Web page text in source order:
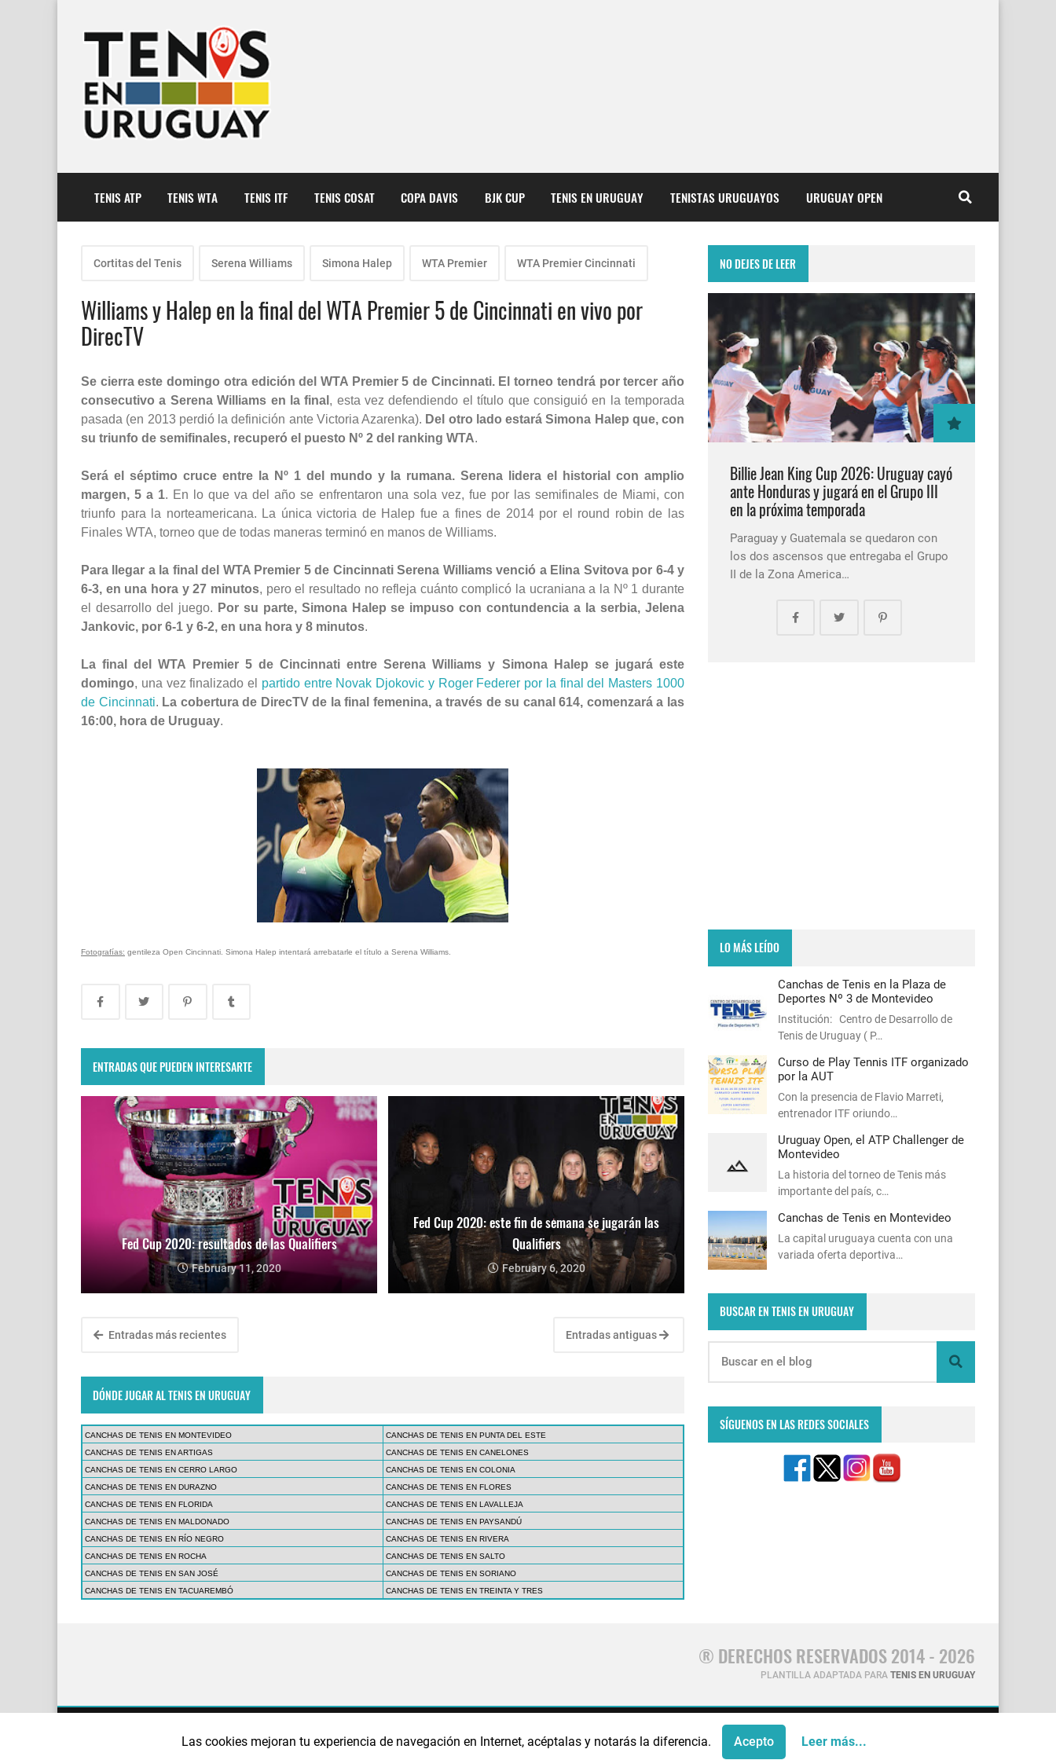
Las cookies mejoran tu experiencia de navegación en Internet, acéptalas y notarás la diferencia. Acepto Leer más...
TENIS ATP TENIS WTA TENIS ITF TENIS COSAT COPA DAVIS BJK CUP TENIS EN URUGUAY TENISTAS URUGUAYOS URUGUAY OPEN
Cortitas del Tenis Serena Williams Simona Halep WTA Premier WTA Premier Cincinnati
Williams y Halep en la final del WTA Premier 5 de Cincinnati en vivo por
DirecTV
Se cierra este domingo otra edición del WTA Premier 5 de Cincinnati. El torneo tendrá por tercer año
consecutivo a Serena Williams en la final , esta vez defendiendo el título que consiguió en la temporada
pasada (en 2013 perdió la definición ante Victoria Azarenka). Del otro lado estará Simona Halep que, con
su triunfo de semifinales, recuperó el puesto Nº 2 del ranking WTA.
Será el séptimo cruce entre la Nº 1 del mundo y la rumana. Serena lidera el historial con amplio
margen, 5 a 1. En lo que va del año se enfrentaron una sola vez, fue por las semifinales de Miami, con
triunfo para la norteamericana. La única victoria de Halep fue a fines de 2014 por el round robin de las
Finales WTA, torneo que de todas maneras terminó en manos de Williams.
Para llegar a la final del WTA Premier 5 de Cincinnati Serena Williams venció a Elina Svitova por 6-4 y
6-3, en una hora y 27 minutos, pero el resultado no refleja cuánto complicó la ucraniana a la Nº 1 durante
el desarrollo del juego. Por su parte, Simona Halep se impuso con contundencia a la serbia, Jelena
Jankovic, por 6-1 y 6-2, en una hora y 8 minutos.
La final del WTA Premier 5 de Cincinnati entre Serena Williams y Simona Halep se jugará este
domingo, una vez finalizado el partido entre Novak Djokovic y Roger Federer por la final del Masters 1000
de Cincinnati. La cobertura de DirecTV de la final femenina, a través de su canal 614, comenzará a las
16:00, hora de Uruguay.
Fotografías: gentileza Open Cincinnati. Simona Halep intentará arrebatarle el título a Serena Williams.
ENTRADAS QUE PUEDEN INTERESARTE
Fed Cup 2020: resultados de las Qualifiers
February 11, 2020
Fed Cup 2020: este fin de semana se jugarán las
Qualifiers
February 6, 2020
Entradas más recientes Entradas antiguas
DÓNDE JUGAR AL TENIS EN URUGUAY
CANCHAS DE TENIS EN MONTEVIDEO
CANCHAS DE TENIS EN PUNTA DEL ESTE
CANCHAS DE TENIS EN ARTIGAS
CANCHAS DE TENIS EN CANELONES
CANCHAS DE TENIS EN CERRO LARGO
CANCHAS DE TENIS EN COLONIA
CANCHAS DE TENIS EN DURAZNO
CANCHAS DE TENIS EN FLORES
CANCHAS DE TENIS EN FLORIDA
CANCHAS DE TENIS EN LAVALLEJA
CANCHAS DE TENIS EN MALDONADO
CANCHAS DE TENIS EN PAYSANDÚ
CANCHAS DE TENIS EN RÍO NEGRO
CANCHAS DE TENIS EN RIVERA
CANCHAS DE TENIS EN ROCHA
CANCHAS DE TENIS EN SALTO
CANCHAS DE TENIS EN SAN JOSÉ
CANCHAS DE TENIS EN SORIANO
CANCHAS DE TENIS EN TACUAREMBÓ
CANCHAS DE TENIS EN TREINTA Y TRES
NO DEJES DE LEER
Billie Jean King Cup 2026: Uruguay cayó
ante Honduras y jugará en el Grupo III
en la próxima temporada
Paraguay y Guatemala se quedaron con
los dos ascensos que entregaba el Grupo
II de la Zona America…
LO MÁS LEÍDO
Canchas de Tenis en la Plaza de
Deportes Nº 3 de Montevideo
Institución: Centro de Desarrollo de
Tenis de Uruguay ( P…
Curso de Play Tennis ITF organizado
por la AUT
Con la presencia de Flavio Marreti,
entrenador ITF oriundo…
Uruguay Open, el ATP Challenger de
Montevideo
La historia del torneo de Tenis más
importante del país, c…
Canchas de Tenis en Montevideo
La capital uruguaya cuenta con una
variada oferta deportiva…
BUSCAR EN TENIS EN URUGUAY
SÍGUENOS EN LAS REDES SOCIALES
® DERECHOS RESERVADOS 2014 - 2026
PLANTILLA ADAPTADA PARA TENIS EN URUGUAY
¿QUIÉNES SOMOS? AVISO LEGAL POLÍTICA DE PRIVACIDAD POLÍTICA DE COOKIES PUBLICIDAD CONTÁCTANOS